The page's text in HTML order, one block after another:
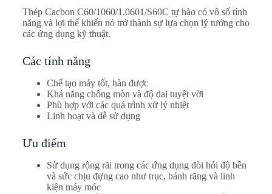
Thép Cacbon C60/1060/1.0601/S60C tự hào có vô số tính
năng và lợi thế khiến nó trở thành sự lựa chọn lý tưởng cho
các ứng dụng kỹ thuật.
Các tính năng
Chế tạo máy tốt, hàn được
Khả năng chống mòn và độ dai tuyệt vời
Phù hợp với các quá trình xử lý nhiệt
Linh hoạt và dễ sử dụng
Ưu điểm
Sử dụng rộng rãi trong các ứng dụng đòi hỏi độ bền
và sức chịu đựng cao như trục, bánh răng và linh
kiện máy móc